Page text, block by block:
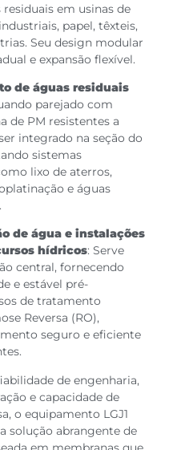
em usinas de
papel, têxteis,
Seu design modular
e expansão flexível.
de águas residuais
parejado com
de PM resistentes a
integrado na seção do
sistemas
lixo de aterros,
e águas
de água e instalações
hídricos: Serve
central, fornecendo
e estável pré-
de tratamento
Reversa (RO),
seguro e eficiente
de engenharia,
e capacidade de
o equipamento LGJ1
solução abrangente de